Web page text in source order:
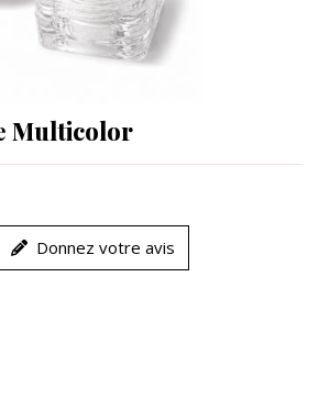
Multicolor
Donnez votre avis